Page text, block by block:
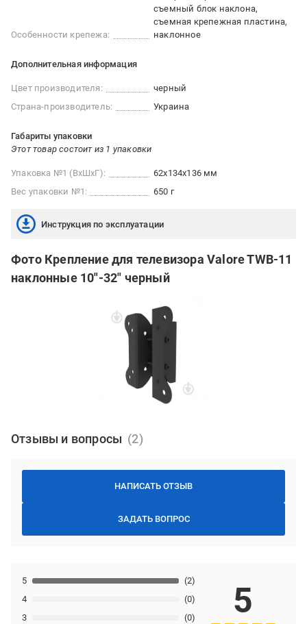
Особенности крепежа:
съемный блок наклона
съемная крепежная пластина
наклонное
Дополнительная информация
Цвет производителя:
черный
Страна-производитель:
Украина
Габариты упаковки
Этот товар состоит из 1 упаковки
Упаковка №1 (ВхШхГ):
62x134x136 мм
Вес упаковки №1:
650 г
Инструкция по эксплуатации
Фото Крепление для телевизора Valore TWB-11
наклонные 10"-32" черный
Отзывы и вопросы
НАПИСАТЬ ОТЗЫВ
ЗАДАТЬ ВОПРОС
3 (0)
4 (0)
5 (2)
5